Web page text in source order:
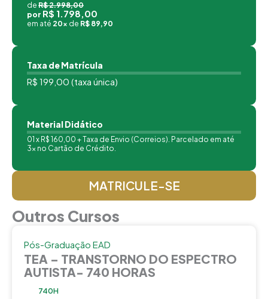
de R$ 2.998,00
por R$ 1.798,00
em até 20x de R$ 89,90
Taxa de Matrícula
R$ 199,00 (taxa única)
Material Didático
01 x R$ 160,00 + Taxa de Envio (Correios). Parcelado em até
3x no Cartão de Crédito.
MATRICULE-SE
Outros Cursos
Pós-Graduação EAD
TEA – TRANSTORNO DO ESPECTRO
AUTISTA- 740 HORAS
740H